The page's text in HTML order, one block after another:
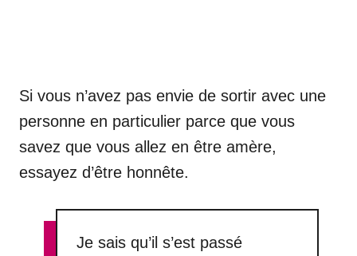
Si vous n’avez pas envie de sortir avec une
personne en particulier parce que vous
savez que vous allez en être amère,
essayez d’être honnête.
Je sais qu’il s’est passé